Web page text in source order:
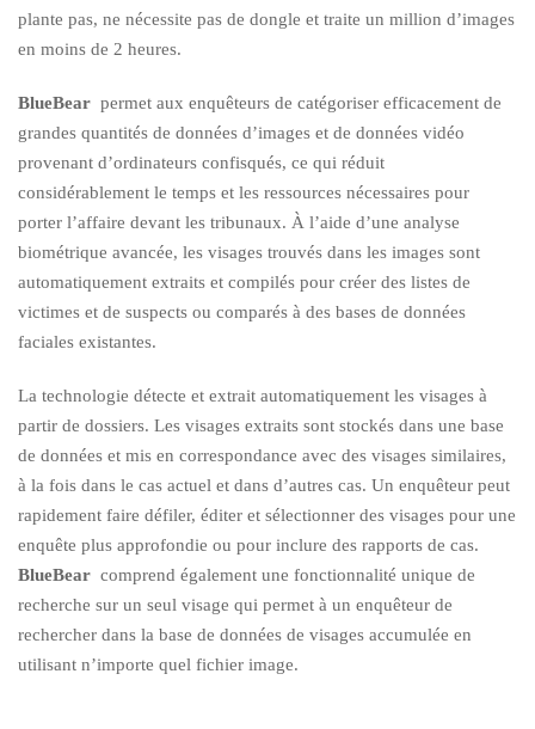
plante pas, ne nécessite pas de dongle et traite un million d’images
en moins de 2 heures.
BlueBear permet aux enquêteurs de catégoriser efficacement de
grandes quantités de données d’images et de données vidéo
provenant d’ordinateurs confisqués, ce qui réduit
considérablement le temps et les ressources nécessaires pour
porter l’affaire devant les tribunaux. À l’aide d’une analyse
biométrique avancée, les visages trouvés dans les images sont
automatiquement extraits et compilés pour créer des listes de
victimes et de suspects ou comparés à des bases de données
faciales existantes.
La technologie détecte et extrait automatiquement les visages à
partir de dossiers. Les visages extraits sont stockés dans une base
de données et mis en correspondance avec des visages similaires,
à la fois dans le cas actuel et dans d’autres cas. Un enquêteur peut
rapidement faire défiler, éditer et sélectionner des visages pour une
enquête plus approfondie ou pour inclure des rapports de cas.
BlueBear comprend également une fonctionnalité unique de
recherche sur un seul visage qui permet à un enquêteur de
rechercher dans la base de données de visages accumulée en
utilisant n’importe quel fichier image.